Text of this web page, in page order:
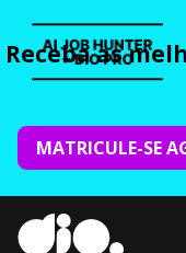
Receba as
MATRICULE-SE